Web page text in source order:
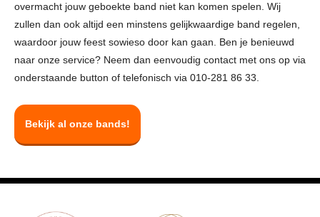
overmacht jouw geboekte band niet kan komen spelen. Wij
zullen dan ook altijd een minstens gelijkwaardige band regelen,
waardoor jouw feest sowieso door kan gaan. Ben je benieuwd
naar onze service? Neem dan eenvoudig contact met ons op via
onderstaande button of telefonisch via 010-281 86 33.
Bekijk al onze bands!